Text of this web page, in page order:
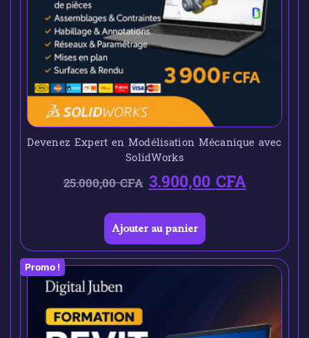
Devenez Expert en Modélisation Mécanique avec
SolidWorks
25.000,00CFA 3.900,00CFA
Ajouter au panier
Promo !